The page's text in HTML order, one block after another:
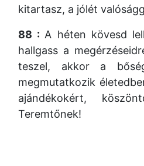
kitartasz, a jólét
88 : A héten kövesd
hallgass a
teszel, akkor a
megmutatkozik
ajándékokért,
Teremtőnek!